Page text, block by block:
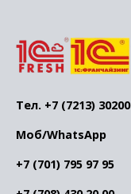
Тел. +7 (7213)
Моб/WhatsApp
+7 (701) 795 97 95